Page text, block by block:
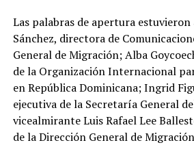
Las palabras de apertura
Sánchez, directora de
General de Migración; Alba
de la Organización Internacional
en República Dominicana; Ingrid
ejecutiva de la Secretaría General
vicealmirante Luis Rafael Lee
de la Dirección General de